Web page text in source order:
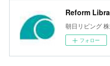
Reform
朝日リビング
フォロー